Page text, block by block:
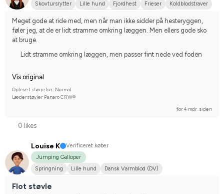
Skovtursrytter
Lille hund Fjordhest Frieser
Koldblodstraver
Meget gode at ride med, men når man ikke sidder på hesteryggen,
føler jeg, at de er lidt stramme omkring læggen. Men ellers gode sko
at bruge.
Lidt stramme omkring læggen, men passer fint nede ved foden
Vis original
Oplevet størrelse: Normal
Læderstøvler Panaro CRW®
for 4 mdr. siden
0 likes
Louise K
Verificeret køber
Jumping Galloper
Springning
Lille hund
Dansk Varmblod (DV)
Flot støvle